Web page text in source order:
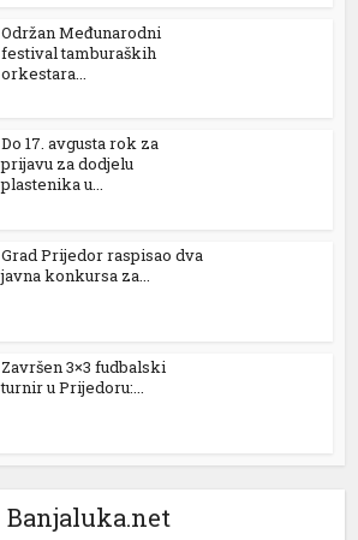
Održan Međunarodni
festival tamburaških
orkestara...
Do 17. avgusta rok za
prijavu za dodjelu
plastenika u...
Grad Prijedor raspisao dva
javna konkursa za...
Završen 3×3 fudbalski
turnir u Prijedoru:...
Banjaluka.net